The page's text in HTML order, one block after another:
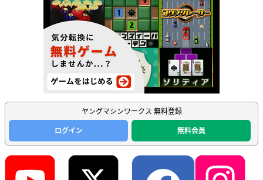
ヤングマシンワークス 無料登録
ログイン
無料会員